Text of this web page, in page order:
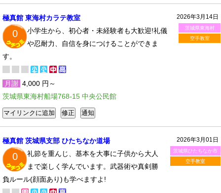
2026年3月14日
茨城県東海村
空手教室
極真館 東海村カラテ教室
0
小学生から、初心者・未経験者も大歓迎!礼儀
や忍耐力、自信を身につけることができま
す。
月謝 4,000 円～
茨城県東海村船場768-15 中央公民館
2026年3月01日
茨城県ひたちなか市
空手教室
極真館 茨城県支部 ひたちなか道場
0
礼節を重んじ、基本を大事に子供から大人
まで楽しく学んでいます。武器術や真剣勝
負ルール(顔面あり)も学べますよ!